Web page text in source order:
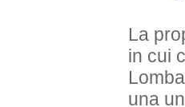
La
in cui
una